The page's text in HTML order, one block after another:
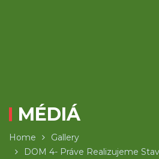
MÉDIÁ
Home
Gallery
DOM 4- Práve Realizujeme